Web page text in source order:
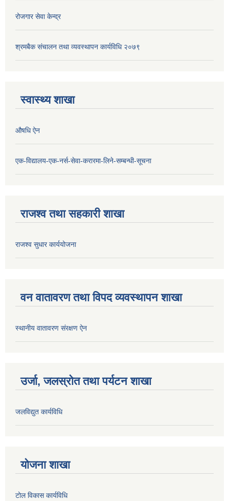
रोजगार सेवा केन्द्र
श्रमबैक संचालन तथा व्यवस्थापन कार्यविधि २०७९
स्वास्थ्य शाखा
औषधि ऐन
एक-विद्यालय-एक-नर्स-सेवा-करारमा-लिने-सम्बन्धी-सूचना
राजश्व तथा सहकारी शाखा
राजश्व सुधार कार्ययोजना
वन वातावरण तथा विपद व्यवस्थापन शाखा
स्थानीय वातावरण संरक्षण ऐन
उर्जा, जलस्रोत तथा पर्यटन शाखा
जलविद्युत कार्यविधि
योजना शाखा
टोल विकास कार्यविधि